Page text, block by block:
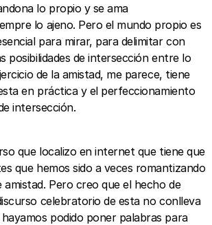
lo propio y se ama
lo ajeno. Pero el mundo propio es
para mirar, para delimitar con
posibilidades de intersección entre lo
de la amistad, me parece, tiene
en práctica y el perfeccionamiento
intersección.
que localizo en internet que tiene que
que hemos sido a veces romantizando
amistad. Pero creo que el hecho de
celebratorio de esta no conlleva
hayamos podido poner palabras para